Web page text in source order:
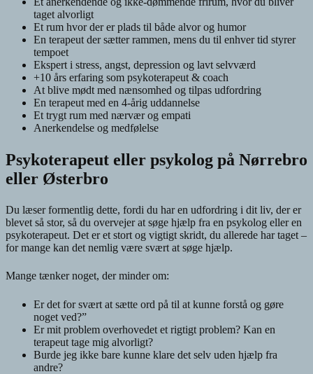
taget alvorligt
Et rum hvor der er plads til både alvor og humor
En terapeut der sætter rammen, mens du til enhver tid styrer
tempoet
Ekspert i stress, angst, depression og lavt selvværd
+10 års erfaring som psykoterapeut & coach
At blive mødt med nænsomhed og tilpas udfordring
En terapeut med en 4-årig uddannelse
Et trygt rum med nærvær og empati
Anerkendelse og medfølelse
Psykoterapeut eller psykolog på Nørrebro
eller Østerbro
Du læser formentlig dette, fordi du har en udfordring i dit liv, der er
blevet så stor, så du overvejer at søge hjælp fra en psykolog eller en
psykoterapeut. Det er et stort og vigtigt skridt, du allerede har taget –
for mange kan det nemlig være svært at søge hjælp.
Mange tænker noget, der minder om:
Er det for svært at sætte ord på til at kunne forstå og gøre
noget ved?”
Er mit problem overhovedet et rigtigt problem? Kan en
terapeut tage mig alvorligt?
Burde jeg ikke bare kunne klare det selv uden hjælp fra
andre?